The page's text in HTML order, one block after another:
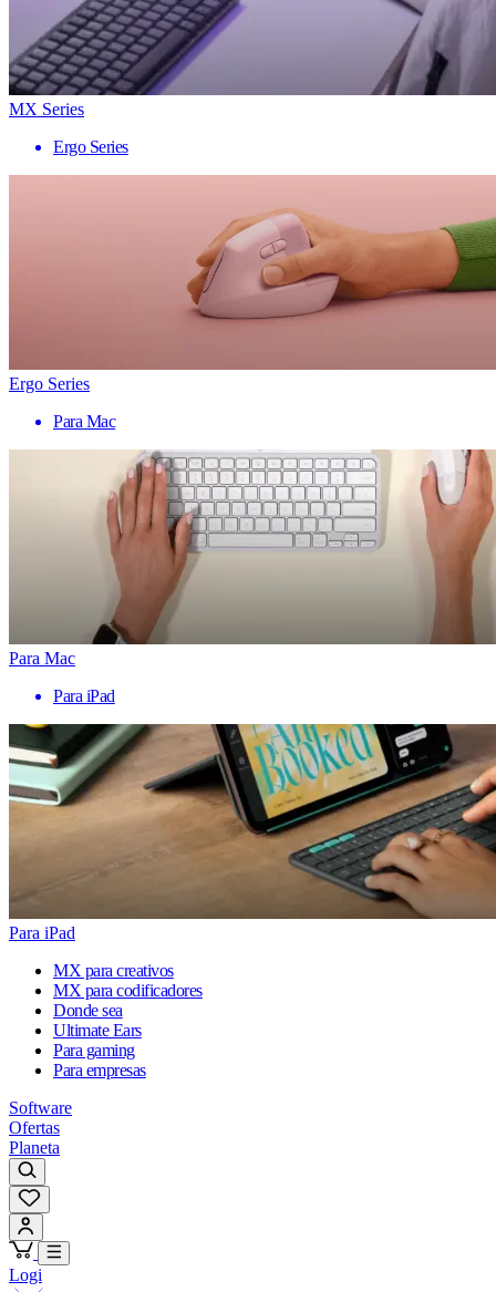
MX Series
Ergo Series
Ergo Series
Para Mac
Para Mac
Para iPad
Para iPad
MX para creativos
MX para codificadores
Donde sea
Ultimate Ears
Para gaming
Para empresas
Software
Ofertas
Planeta
Logi